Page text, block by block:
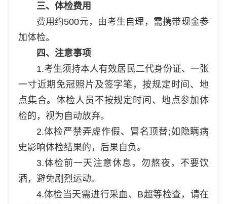
三、体检费用
费用约500元，由考生自理，需携带现金参
加体检。
四、注意事项
1.考生须持本人有效居民二代身份证、一张
一寸近期免冠照片及签字笔，按规定时间、地
点集合。体检人员不按规定时间、地点参加体
检的，视为自动放弃。
2.体检严禁弄虚作假、冒名顶替;如隐瞒病
史影响体检结果的，后果自负。
3.体检前一天注意休息，勿熬夜，不要饮
酒，避免剧烈运动。
4.体检当天需进行采血、B超等检查，请在